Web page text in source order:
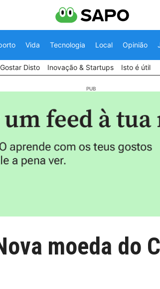
Vida Tecnologia Local Opinião
Disto Inovação & Startups Isto é útil
moeda do